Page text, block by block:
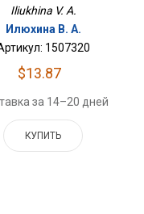
Iliukhina V. A.
Илюхина В. А.
1507320
$13.87
за 14–20 дней
КУПИТЬ